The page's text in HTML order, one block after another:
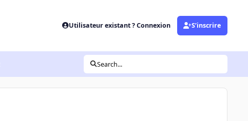
Utilisateur existant ? Connexion S’inscrire
Search...